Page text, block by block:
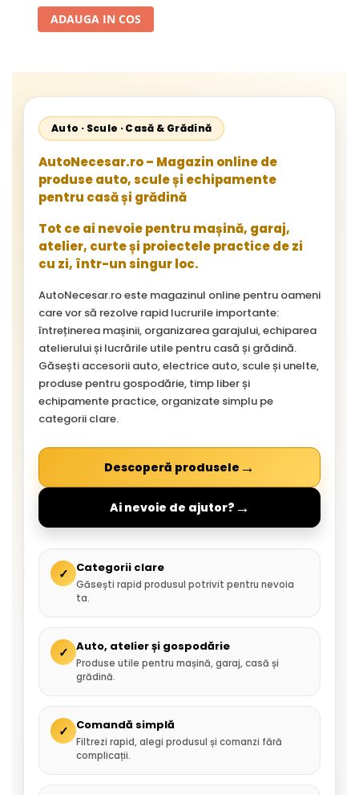
Metalic HEPA
ADAUGA IN COS
Auto · Scule · Casă & Grădină
AutoNecesar.ro – Magazin online de
produse auto, scule și echipamente
pentru casă și grădină
Tot ce ai nevoie pentru mașină, garaj,
atelier, curte și proiectele practice de zi
cu zi, într-un singur loc.
AutoNecesar.ro este magazinul online pentru oameni
care vor să rezolve rapid lucrurile importante:
întreținerea mașinii, organizarea garajului, echiparea
atelierului și lucrările utile pentru casă și grădină.
Găsești accesorii auto, electrice auto, scule și unelte,
produse pentru gospodărie, timp liber și
echipamente practice, organizate simplu pe
categorii clare.
Descoperă produsele →
Ai nevoie de ajutor? →
✓ Categorii clare
Găsești rapid produsul potrivit pentru nevoia
ta.
✓ Auto, atelier și gospodărie
Produse utile pentru mașină, garaj, casă și
grădină.
✓ Comandă simplă
Filtrezi rapid, alegi produsul și comanzi fără
complicații.